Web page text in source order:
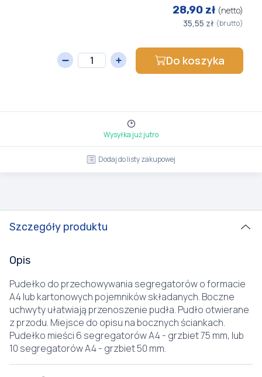
28,90 zł (netto)
35,55 zł (brutto)
Do koszyka
Wysyłka już jutro
Dodaj do listy zakupowej
Szczegóły produktu
Opis
Pudełko do przechowywania segregatorów o formacie
A4 lub kartonowych pojemników składanych. Boczne
uchwyty ułatwiają przenoszenie pudła. Pudło otwierane
z przodu. Miejsce do opisu na bocznych ściankach.
Pudełko mieści 6 segregatorów A4 - grzbiet 75 mm, lub
10 segregatorów A4 - grzbiet 50 mm.